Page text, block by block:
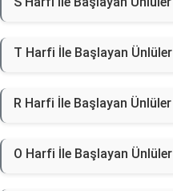
T Harfi İle Başlayan Ünlüler
R Harfi İle Başlayan Ünlüler
O Harfi İle Başlayan Ünlüler